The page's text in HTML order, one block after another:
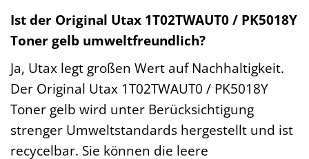
Ist der Original Utax 1T02TWAUT0 / PK5018Y
Toner gelb umweltfreundlich?
Ja, Utax legt großen Wert auf Nachhaltigkeit.
Der Original Utax 1T02TWAUT0 / PK5018Y
Toner gelb wird unter Berücksichtigung
strenger Umweltstandards hergestellt und ist
recycelbar. Sie können die leere